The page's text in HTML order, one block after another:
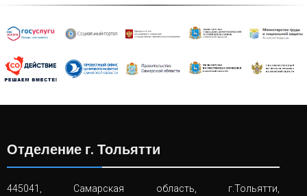
Отделение г. Тольятти
445041, Самарская область, г.Тольятти,